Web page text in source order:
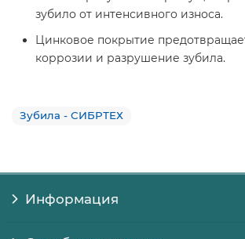
зубило от интенсивного износа.
Цинковое покрытие
коррозии и разрушение зубила.
Зубила - СИБРТЕХ
Информация